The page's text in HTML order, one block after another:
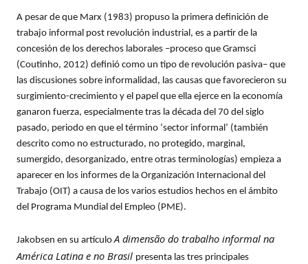
A pesar de que Marx (1983) propuso la primera definición de
trabajo informal post revolución industrial, es a partir de la
concesión de los derechos laborales –proceso que Gramsci
(Coutinho, 2012) definió como un tipo de revolución pasiva– que
las discusiones sobre informalidad, las causas que favorecieron su
surgimiento-crecimiento y el papel que ella ejerce en la economía
ganaron fuerza, especialmente tras la década del 70 del siglo
pasado, periodo en que el término ‘sector informal’ (también
descrito como no estructurado, no protegido, marginal,
sumergido, desorganizado, entre otras terminologías) empieza a
aparecer en los informes de la Organización Internacional del
Trabajo (OIT) a causa de los varios estudios hechos en el ámbito
del Programa Mundial del Empleo (PME).
Jakobsen en su artículoA dimensão do trabalho informal na
América Latina e no Brasil presenta las tres principales